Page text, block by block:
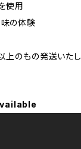
使用
味の体験
上のもの発送いたし